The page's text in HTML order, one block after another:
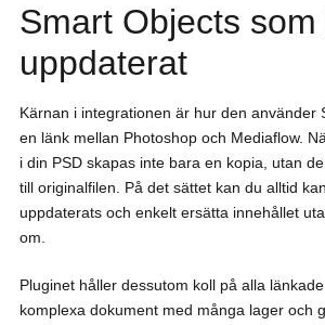
Smart Objects
uppdaterat
Kärnan i integrationen är hur den använder
en länk mellan Photoshop och Mediaflow.
i din PSD skapas inte bara en kopia, utan
till originalfilen. På det sättet kan du alltid
uppdaterats och enkelt ersätta innehållet
om.
Pluginet håller dessutom koll på alla
komplexa dokument med många lager och